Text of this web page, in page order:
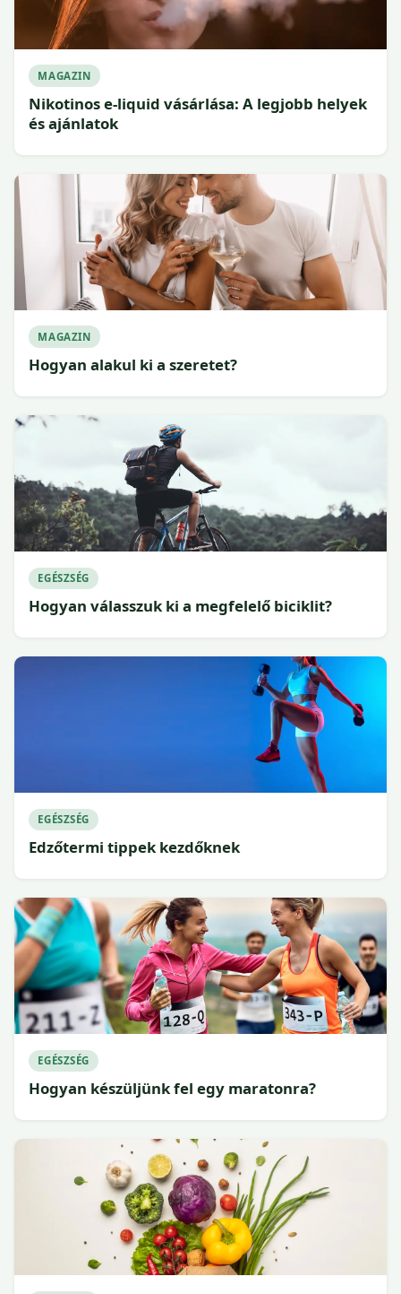
MAGAZIN
Nikotinos e-liquid vásárlása: A legjobb helyek
és ajánlatok
MAGAZIN
Hogyan alakul ki a szeretet?
EGÉSZSÉG
Hogyan válasszuk ki a megfelelő biciklit?
EGÉSZSÉG
Edzőtermi tippek kezdőknek
EGÉSZSÉG
Hogyan készüljünk fel egy maratonra?